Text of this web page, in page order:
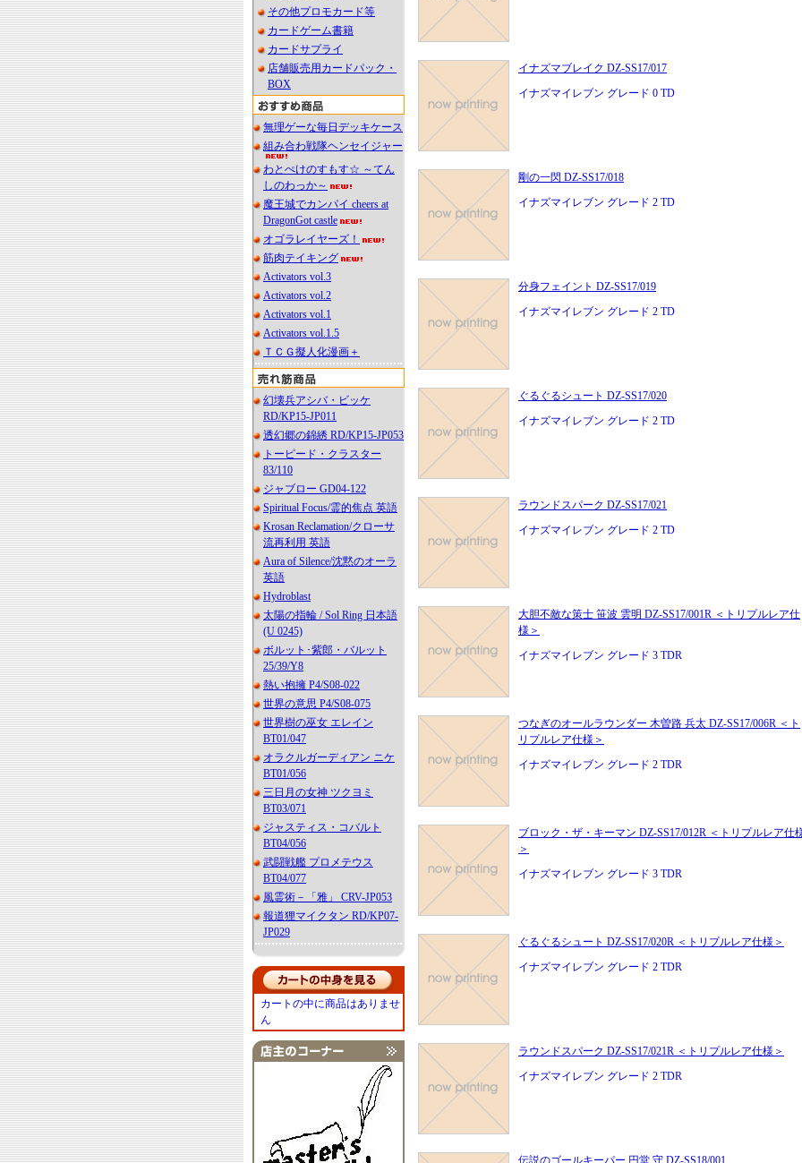
その他プロモカード等
カードゲーム書籍
カードサプライ
店舗販売用カードパック・
BOX
無理ゲーな毎日デッキケース
組み合わ戦隊ヘンセイジャー
わとぺけのすもす☆ ～てん
しのわっか～
魔王城でカンパイ cheers at
DragonGot castle
オゴラレイヤーズ！
筋肉テイキング
Activators vol.3
Activators vol.2
Activators vol.1
Activators vol.1.5
ＴＣＧ擬人化漫画＋
幻壊兵アシバ・ビッケ
RD/KP15-JP011
透幻郷の錦綉 RD/KP15-JP053
トーピード・クラスター
83/110
ジャブロー GD04-122
Spiritual Focus/霊的焦点 英語
Krosan Reclamation/クローサ
流再利用 英語
Aura of Silence/沈黙のオーラ
英語
Hydroblast
太陽の指輪 / Sol Ring 日本語
(U 0245)
ボルット･紫郎・バルット
25/39/Y8
熱い抱擁 P4/S08-022
世界の意思 P4/S08-075
世界樹の巫女 エレイン
BT01/047
オラクルガーディアン ニケ
BT01/056
三日月の女神 ツクヨミ
BT03/071
ジャスティス・コバルト
BT04/056
武闘戦艦 プロメテウス
BT04/077
風霊術－「雅」 CRV-JP053
報道狸マイクタン RD/KP07-
JP029
カートの中に商品はありませ
ん
イナズマブレイク DZ-SS17/017
イナズマイレブン グレード 0 TD
剛の一閃 DZ-SS17/018
イナズマイレブン グレード 2 TD
分身フェイント DZ-SS17/019
イナズマイレブン グレード 2 TD
ぐるぐるシュート DZ-SS17/020
イナズマイレブン グレード 2 TD
ラウンドスパーク DZ-SS17/021
イナズマイレブン グレード 2 TD
大胆不敵な策士 笹波 雲明 DZ-SS17/001R ＜トリプルレア仕
様＞
イナズマイレブン グレード 3 TDR
つなぎのオールラウンダー 木曽路 兵太 DZ-SS17/006R ＜ト
リプルレア仕様＞
イナズマイレブン グレード 2 TDR
ブロック・ザ・キーマン DZ-SS17/012R ＜トリプルレア仕
＞
イナズマイレブン グレード 3 TDR
ぐるぐるシュート DZ-SS17/020R ＜トリプルレア仕様＞
イナズマイレブン グレード 2 TDR
ラウンドスパーク DZ-SS17/021R ＜トリプルレア仕様＞
イナズマイレブン グレード 2 TDR
伝説のゴールキーパー 円堂 守 DZ-SS18/001